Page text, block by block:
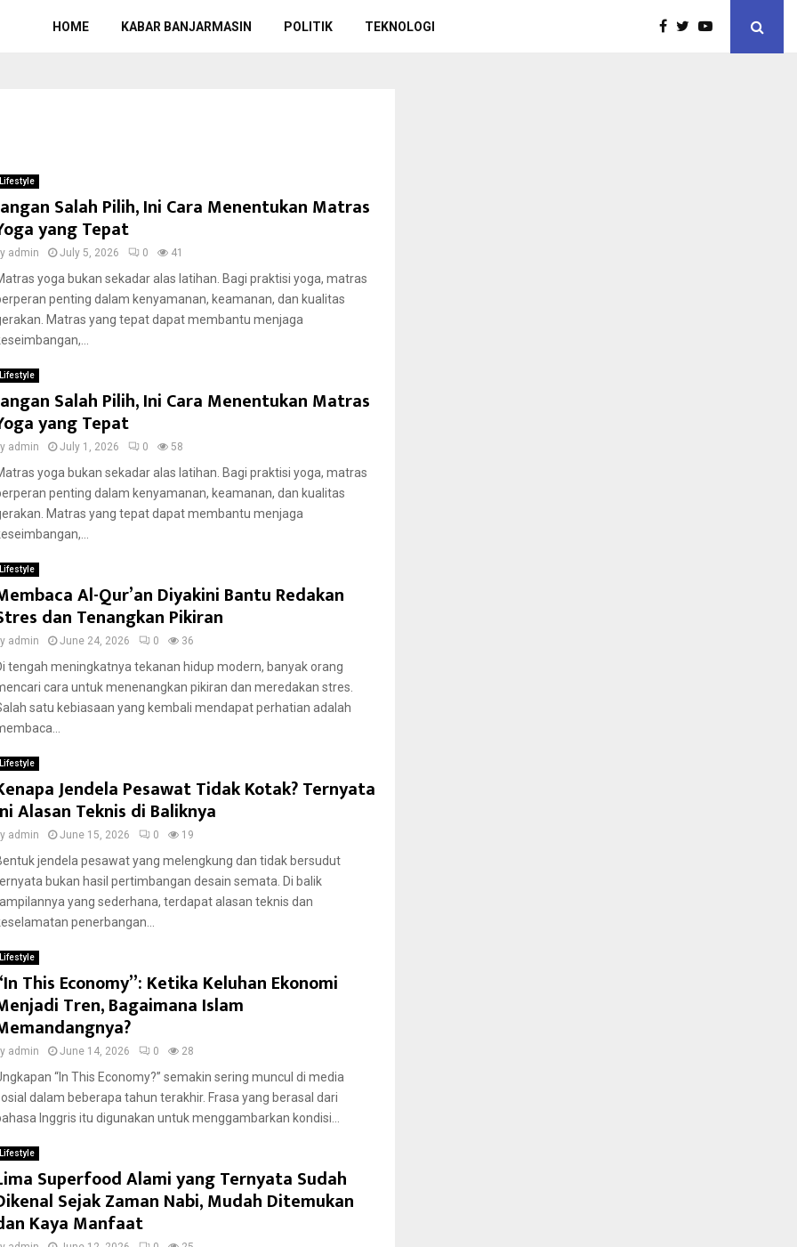
HOME KABAR BANJARMASIN POLITIK TEKNOLOGI
Lifestyle
Salah Pilih, Ini Cara Menentukan Matras
yang Tepat
admin July 5, 2026 0 41
yoga bukan sekadar alas latihan. Bagi praktisi yoga, matras
penting dalam kenyamanan, keamanan, dan kualitas
Matras yang tepat dapat membantu menjaga
Lifestyle
Salah Pilih, Ini Cara Menentukan Matras
yang Tepat
admin July 1, 2026 0 58
yoga bukan sekadar alas latihan. Bagi praktisi yoga, matras
penting dalam kenyamanan, keamanan, dan kualitas
Matras yang tepat dapat membantu menjaga
Lifestyle
Al-Qur’an Diyakini Bantu Redakan
dan Tenangkan Pikiran
admin June 24, 2026 0 36
tengah meningkatnya tekanan hidup modern, banyak orang
cara untuk menenangkan pikiran dan meredakan stres.
satu kebiasaan yang kembali mendapat perhatian adalah
Lifestyle
Jendela Pesawat Tidak Kotak? Ternyata
Alasan Teknis di Baliknya
admin June 15, 2026 0 19
jendela pesawat yang melengkung dan tidak bersudut
bukan hasil pertimbangan desain semata. Di balik
yang sederhana, terdapat alasan teknis dan
penerbangan...
Lifestyle
This Economy”: Ketika Keluhan Ekonomi
Tren, Bagaimana Islam
admin June 14, 2026 0 28
“In This Economy?” semakin sering muncul di media
dalam beberapa tahun terakhir. Frasa yang berasal dari
Inggris itu digunakan untuk menggambarkan kondisi...
Lifestyle
Superfood Alami yang Ternyata Sudah
Sejak Zaman Nabi, Mudah Ditemukan
Kaya Manfaat